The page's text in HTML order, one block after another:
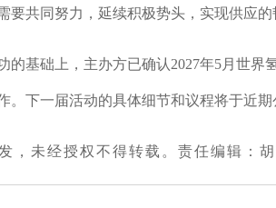
要共同努力，延续积极势头，实现供应的
的基础上，主办方已确认2027年5月世
。下一届活动的具体细节和议程将于近期
，未经授权不得转载。责任编辑：